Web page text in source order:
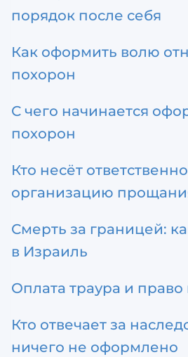
порядок после себя
Как оформить волю
похорон
С чего начинается
похорон
Кто несёт
организацию
Смерть за границей:
в Израиль
Оплата траура и право
Кто отвечает за
ничего не оформлено